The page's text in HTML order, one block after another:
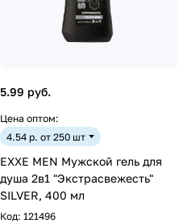
5.99 руб.
Цена оптом:
4.54 р. от 250 шт
EXXE MEN Мужской гель для
душа 2в1 "Экстрасвежесть"
SILVER, 400 мл
Код: 121496